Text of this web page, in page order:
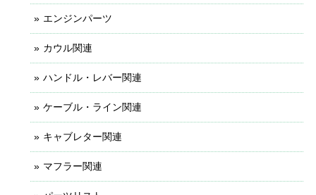
エンジンパーツ
カウル関連
ハンドル・レバー関連
ケーブル・ライン関連
キャブレター関連
マフラー関連